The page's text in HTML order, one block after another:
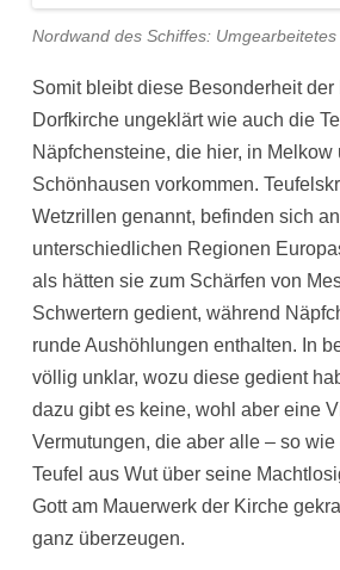
Nordwand des Schiffes:
Somit bleibt diese Besonderheit der
Dorfkirche ungeklärt wie auch die
Näpfchensteine, die hier, in Melkow
Schönhausen vorkommen.
Wetzrillen genannt, befinden sich
unterschiedlichen Regionen
als hätten sie zum Schärfen von
Schwertern gedient, während
runde Aushöhlungen enthalten. In
völlig unklar, wozu diese gedient
dazu gibt es keine, wohl aber eine
Vermutungen, die aber alle – so
Teufel aus Wut über seine
Gott am Mauerwerk der Kirche
ganz überzeugen.